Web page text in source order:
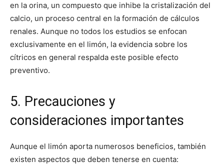
en la orina, un compuesto que inhibe la cristalización del
calcio, un proceso central en la formación de cálculos
renales. Aunque no todos los estudios se enfocan
exclusivamente en el limón, la evidencia sobre los
cítricos en general respalda este posible efecto
preventivo.
5. Precauciones y
consideraciones importantes
Aunque el limón aporta numerosos beneficios, también
existen aspectos que deben tenerse en cuenta: